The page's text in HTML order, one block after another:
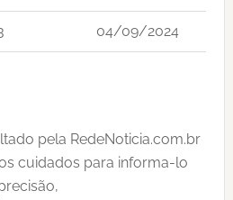
04/09/2024
pela RedeNoticia.com.br
cuidados para informa-lo